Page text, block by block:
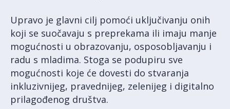
Upravo je glavni cilj pomoći uključivanju onih
koji se suočavaju s preprekama ili imaju manje
mogućnosti u obrazovanju, osposobljavanju i
radu s mladima. Stoga se podupiru sve
mogućnosti koje će dovesti do stvaranja
inkluzivnijeg, pravednijeg, zelenijeg i digitalno
prilagođenog društva.